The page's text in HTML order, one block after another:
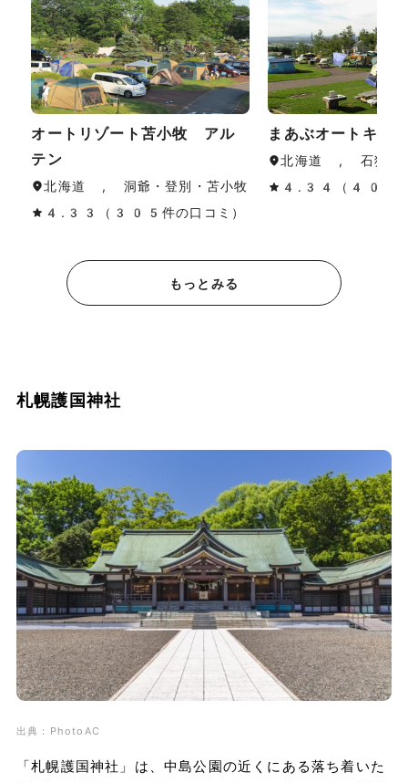
オートリゾート苫小牧 アル
テン
北海道 , 洞爺・登別・苫小牧
4.33（305件の口コミ）
まあぶオートキャ
北海道 , 石狩・
4.34（40件の
もっとみる
札幌護国神社
出典：PhotoAC
「札幌護国神社」は、中島公園の近くにある落ち着いた